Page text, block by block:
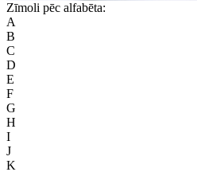
Zīmoli pēc alfabēta:
A
B
C
D
E
F
G
H
I
J
K